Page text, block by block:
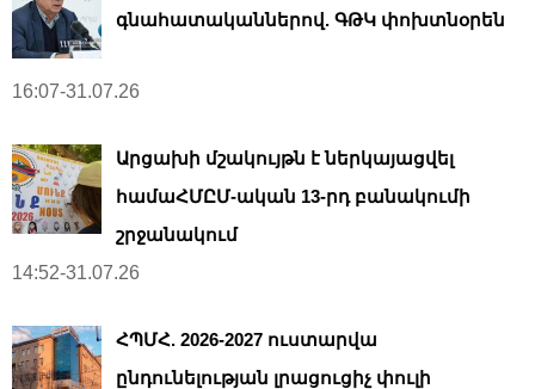
գնահատականներով. ԳԹԿ փոխտնօրեն
16:07-31.07.26
Արցախի մշակույթն է ներկայացվել
համաՀՄԸՄ-ական 13-րդ բանակումի
շրջանակում
14:52-31.07.26
ՀՊՄՀ. 2026-2027 ուստարվա
ընդունելության լրացուցիչ փուլի